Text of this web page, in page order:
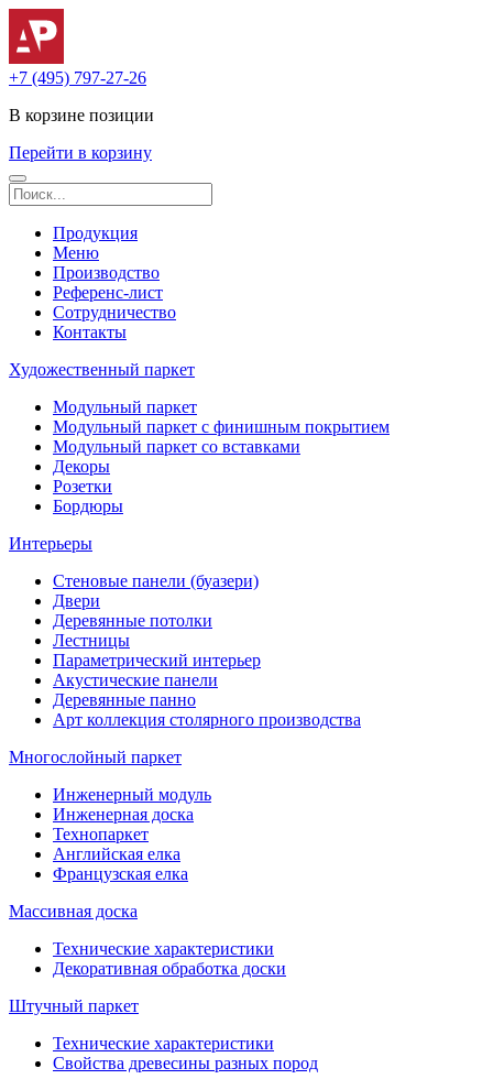
+7 (495) 797-27-26
В корзине позиции
Перейти в корзину
Продукция
Меню
Производство
Референс-лист
Сотрудничество
Контакты
Художественный паркет
Модульный паркет
Модульный паркет с финишным покрытием
Модульный паркет со вставками
Декоры
Розетки
Бордюры
Интерьеры
Стеновые панели (буазери)
Двери
Деревянные потолки
Лестницы
Параметрический интерьер
Акустические панели
Деревянные панно
Арт коллекция столярного производства
Многослойный паркет
Инженерный модуль
Инженерная доска
Технопаркет
Английская елка
Французская елка
Массивная доска
Технические характеристики
Декоративная обработка доски
Штучный паркет
Технические характеристики
Свойства древесины разных пород